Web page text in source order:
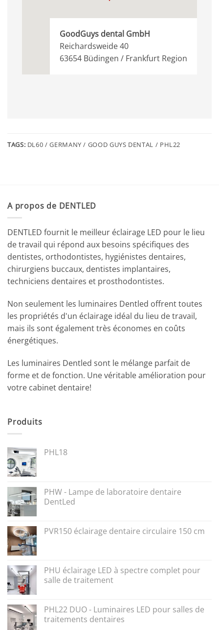
GoodGuys dental GmbH
Reichardsweide 40
63654 Büdingen / Frankfurt Region
TAGS: DL60 / GERMANY / GOOD GUYS DENTAL / PHL22
A propos de DENTLED
DENTLED fournit le meilleur éclairage LED pour le lieu
de travail qui répond aux besoins spécifiques des
dentistes, orthodontistes, hygiénistes dentaires,
chirurgiens buccaux, dentistes implantaires,
techniciens dentaires et prosthodontistes.
Non seulement les luminaires Dentled offrent toutes
les propriétés d'un éclairage idéal du lieu de travail,
mais ils sont également très économes en coûts
énergétiques.
Les luminaires Dentled sont le mélange parfait de
forme et de fonction. Une véritable amélioration pour
votre cabinet dentaire!
Produits
PHL18
PHW - Lampe de laboratoire dentaire
DentLed
PVR150 éclairage dentaire circulaire 150 cm
PHU éclairage LED à spectre complet pour
salle de traitement
PHL22 DUO - Luminaires LED pour salles de
traitements dentaires